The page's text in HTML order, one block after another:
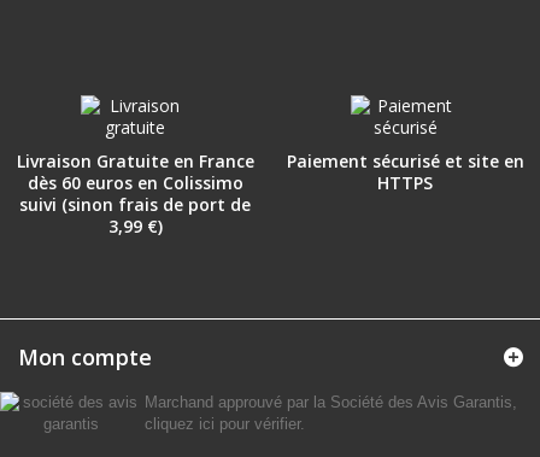
Livraison Gratuite en France
dès 60 euros en Colissimo
suivi (sinon frais de port de
3,99 €)
Paiement sécurisé et site en
HTTPS
Mon compte
Marchand approuvé par la Société des Avis Garantis,
cliquez ici pour vérifier.